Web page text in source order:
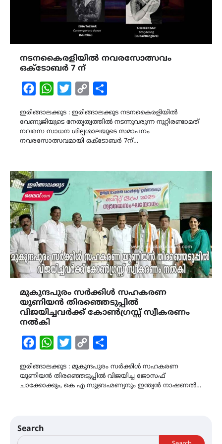
നടനകൈരളിയിൽ നവരസോത്സവം
ഒക്ടോബർ 7 ന്
FacebookWhatsAppTwitterCopy
ഇരിങ്ങാലക്കുട : ഇരിങ്ങാലക്കുട നടനകൈരളിയിൽ
വേണുജിയുടെ നേതൃത്വത്തിൽ നടന്നുവരുന്ന നൂറ്റിരണ്ടാമത്
നവരസ സാധന ശില്പശാലയുടെ സമാപനം
നവരസോത്സവമായി ഒക്ടോബർ 7ന്…
മുകുന്ദപുരം സർക്കിൾ സഹകരണ
യൂണിയൻ തിരഞ്ഞെടുപ്പിൽ
വിജയിച്ചവർക്ക് കോൺഗ്രസ്സ് സ്വീകരണം
നൽകി
FacebookWhatsAppTwitterCopy
ഇരിങ്ങാലക്കുട : മുകുന്ദപുരം സർക്കിൾ സഹകരണ
യൂണിയൻ തിരഞ്ഞെടുപ്പിൽ വിജയിച്ച ജോസഫ്
ചാക്കോക്കും, കെ എ സുബ്രഹ്മണ്യനും ഇന്ത്യൻ നാഷണൽ…
Search